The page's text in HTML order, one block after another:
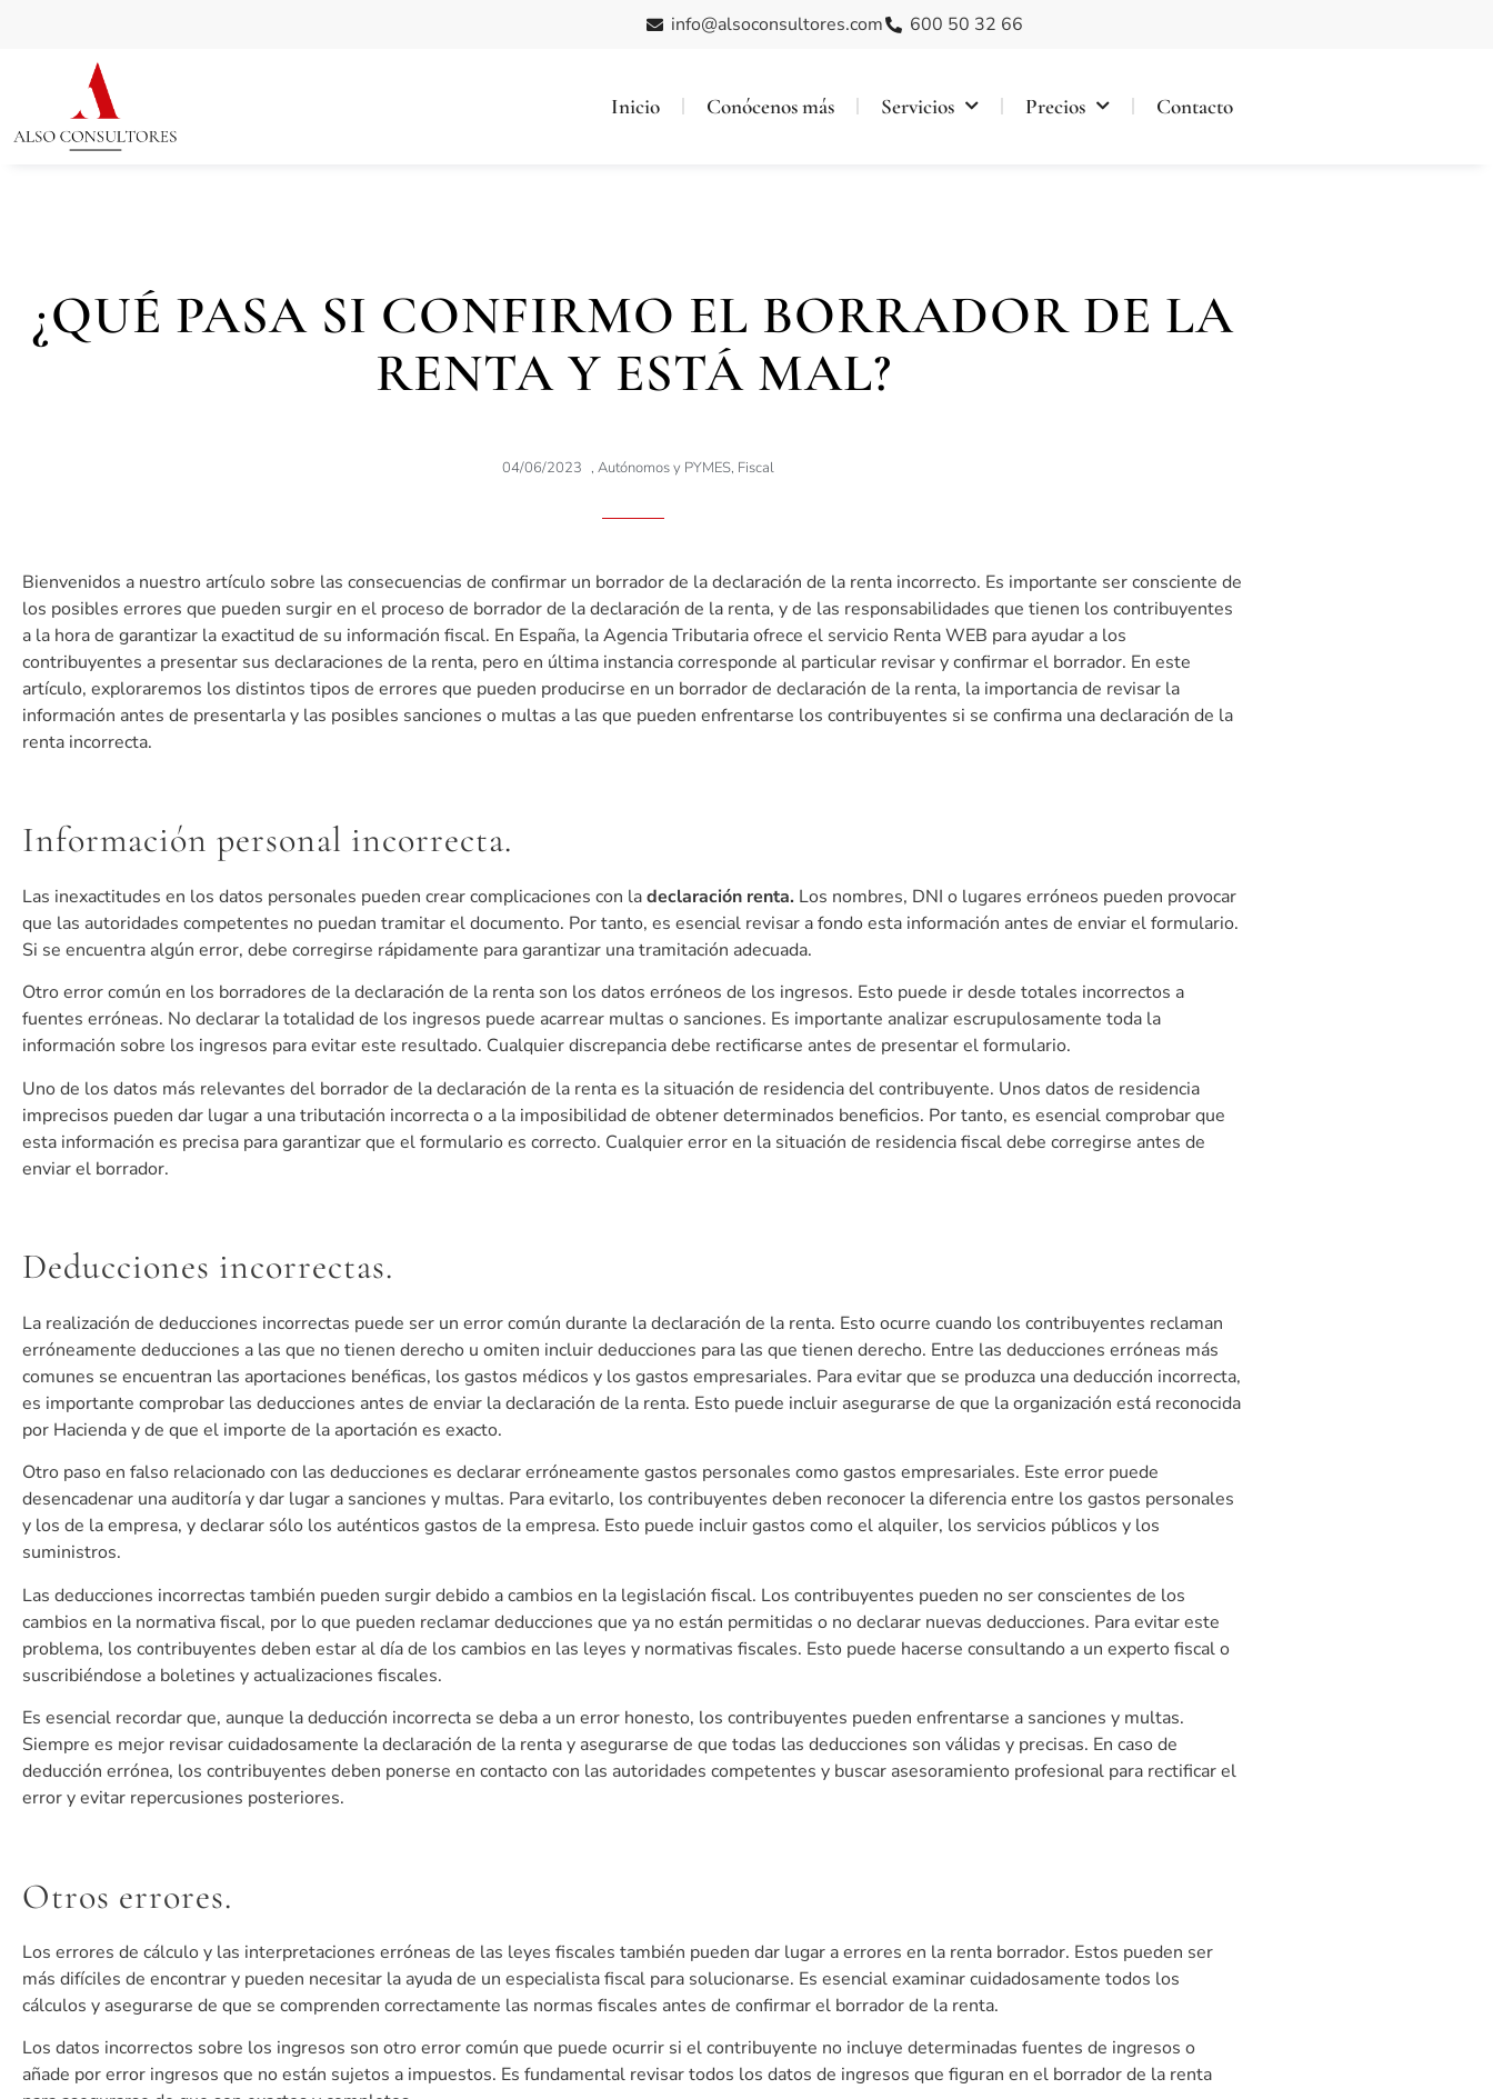
info@alsoconsultores.com 600 50 32 66
Inicio Conócenos más Servicios Precios Contacto
¿QUÉ PASA SI CONFIRMO EL BORRADOR DE LA
RENTA Y ESTÁ MAL?
04/06/2023 , Autónomos y PYMES, Fiscal
Bienvenidos a nuestro artículo sobre las consecuencias de confirmar un borrador de la declaración de la renta incorrecto. Es importante ser consciente de
los posibles errores que pueden surgir en el proceso de borrador de la declaración de la renta, y de las responsabilidades que tienen los contribuyentes
a la hora de garantizar la exactitud de su información fiscal. En España, la Agencia Tributaria ofrece el servicio Renta WEB para ayudar a los
contribuyentes a presentar sus declaraciones de la renta, pero en última instancia corresponde al particular revisar y confirmar el borrador. En este
artículo, exploraremos los distintos tipos de errores que pueden producirse en un borrador de declaración de la renta, la importancia de revisar la
información antes de presentarla y las posibles sanciones o multas a las que pueden enfrentarse los contribuyentes si se confirma una declaración de la
renta incorrecta.
Información personal incorrecta.
Las inexactitudes en los datos personales pueden crear complicaciones con ladeclaración renta. Los nombres, DNI o lugares erróneos pueden provocar
que las autoridades competentes no puedan tramitar el documento. Por tanto, es esencial revisar a fondo esta información antes de enviar el formulario.
Si se encuentra algún error, debe corregirse rápidamente para garantizar una tramitación adecuada.
Otro error común en los borradores de la declaración de la renta son los datos erróneos de los ingresos. Esto puede ir desde totales incorrectos a
fuentes erróneas. No declarar la totalidad de los ingresos puede acarrear multas o sanciones. Es importante analizar escrupulosamente toda la
información sobre los ingresos para evitar este resultado. Cualquier discrepancia debe rectificarse antes de presentar el formulario.
Uno de los datos más relevantes del borrador de la declaración de la renta es la situación de residencia del contribuyente. Unos datos de residencia
imprecisos pueden dar lugar a una tributación incorrecta o a la imposibilidad de obtener determinados beneficios. Por tanto, es esencial comprobar que
esta información es precisa para garantizar que el formulario es correcto. Cualquier error en la situación de residencia fiscal debe corregirse antes de
enviar el borrador.
Deducciones incorrectas.
La realización de deducciones incorrectas puede ser un error común durante la declaración de la renta. Esto ocurre cuando los contribuyentes reclaman
erróneamente deducciones a las que no tienen derecho u omiten incluir deducciones para las que tienen derecho. Entre las deducciones erróneas más
comunes se encuentran las aportaciones benéficas, los gastos médicos y los gastos empresariales. Para evitar que se produzca una deducción incorrecta,
es importante comprobar las deducciones antes de enviar la declaración de la renta. Esto puede incluir asegurarse de que la organización está reconocida
por Hacienda y de que el importe de la aportación es exacto.
Otro paso en falso relacionado con las deducciones es declarar erróneamente gastos personales como gastos empresariales. Este error puede
desencadenar una auditoría y dar lugar a sanciones y multas. Para evitarlo, los contribuyentes deben reconocer la diferencia entre los gastos personales
y los de la empresa, y declarar sólo los auténticos gastos de la empresa. Esto puede incluir gastos como el alquiler, los servicios públicos y los
suministros.
Las deducciones incorrectas también pueden surgir debido a cambios en la legislación fiscal. Los contribuyentes pueden no ser conscientes de los
cambios en la normativa fiscal, por lo que pueden reclamar deducciones que ya no están permitidas o no declarar nuevas deducciones. Para evitar este
problema, los contribuyentes deben estar al día de los cambios en las leyes y normativas fiscales. Esto puede hacerse consultando a un experto fiscal o
suscribiéndose a boletines y actualizaciones fiscales.
Es esencial recordar que, aunque la deducción incorrecta se deba a un error honesto, los contribuyentes pueden enfrentarse a sanciones y multas.
Siempre es mejor revisar cuidadosamente la declaración de la renta y asegurarse de que todas las deducciones son válidas y precisas. En caso de
deducción errónea, los contribuyentes deben ponerse en contacto con las autoridades competentes y buscar asesoramiento profesional para rectificar el
error y evitar repercusiones posteriores.
Otros errores.
Los errores de cálculo y las interpretaciones erróneas de las leyes fiscales también pueden dar lugar a errores en la renta borrador. Estos pueden ser
más difíciles de encontrar y pueden necesitar la ayuda de un especialista fiscal para solucionarse. Es esencial examinar cuidadosamente todos los
cálculos y asegurarse de que se comprenden correctamente las normas fiscales antes de confirmar el borrador de la renta.
Los datos incorrectos sobre los ingresos son otro error común que puede ocurrir si el contribuyente no incluye determinadas fuentes de ingresos o
añade por error ingresos que no están sujetos a impuestos. Es fundamental revisar todos los datos de ingresos que figuran en el borrador de la renta